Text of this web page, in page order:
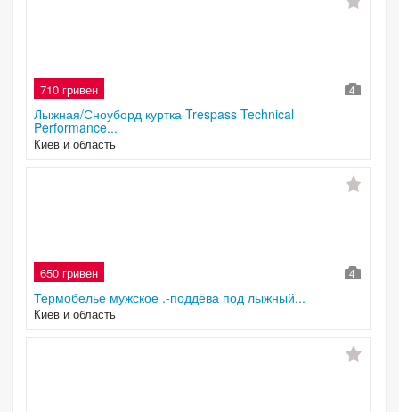
710 гривен 4
Лыжная/Сноуборд куртка Trespass Technical
Performance...
Киев и область
650 гривен 4
Термобелье мужское .-поддёва под лыжный...
Киев и область